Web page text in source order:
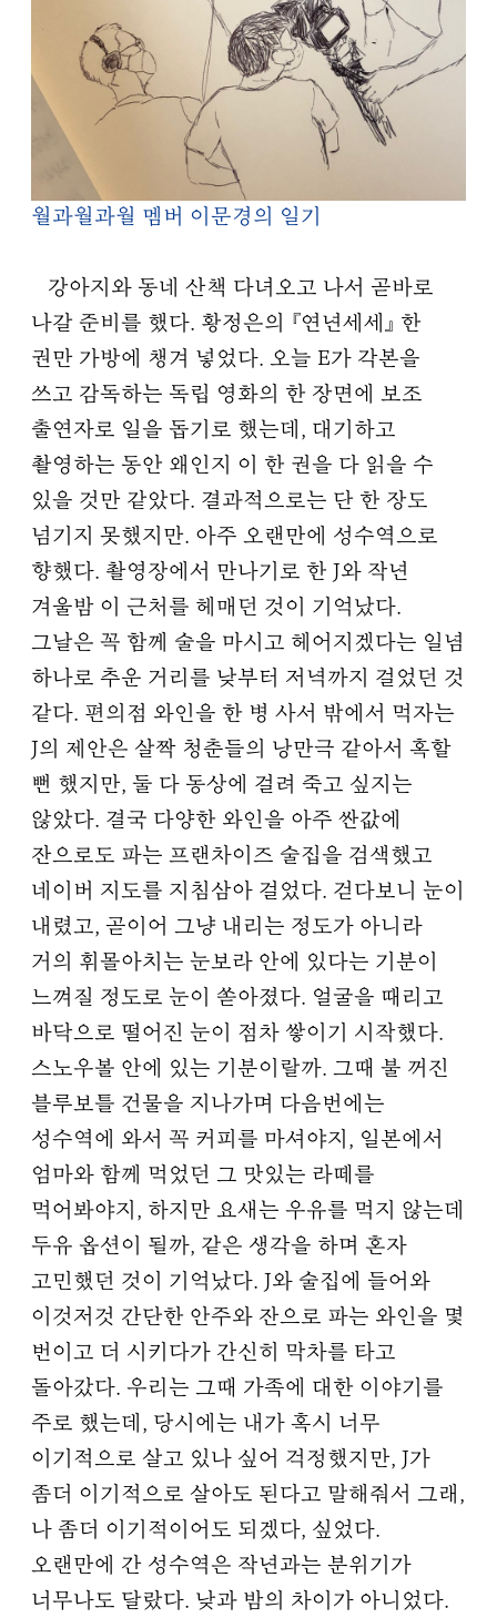
월과월과월 멤버 이문경의 일기
강아지와 동네 산책 다녀오고 나서 곧바로
나갈 준비를 했다. 황정은의 『연년세세』 한
권만 가방에 챙겨 넣었다. 오늘 E가 각본을
쓰고 감독하는 독립 영화의 한 장면에 보조
출연자로 일을 돕기로 했는데, 대기하고
촬영하는 동안 왜인지 이 한 권을 다 읽을 수
있을 것만 같았다. 결과적으로는 단 한 장도
넘기지 못했지만. 아주 오랜만에 성수역으로
향했다. 촬영장에서 만나기로 한 J와 작년
겨울밤 이 근처를 헤매던 것이 기억났다.
그날은 꼭 함께 술을 마시고 헤어지겠다는 일념
하나로 추운 거리를 낮부터 저녁까지 걸었던 것
같다. 편의점 와인을 한 병 사서 밖에서 먹자는
J의 제안은 살짝 청춘들의 낭만극 같아서 혹할
뻔 했지만, 둘 다 동상에 걸려 죽고 싶지는
않았다. 결국 다양한 와인을 아주 싼값에
잔으로도 파는 프랜차이즈 술집을 검색했고
네이버 지도를 지침삼아 걸었다. 걷다보니 눈이
내렸고, 곧이어 그냥 내리는 정도가 아니라
거의 휘몰아치는 눈보라 안에 있다는 기분이
느껴질 정도로 눈이 쏟아졌다. 얼굴을 때리고
바닥으로 떨어진 눈이 점차 쌓이기 시작했다.
스노우볼 안에 있는 기분이랄까. 그때 불 꺼진
블루보틀 건물을 지나가며 다음번에는
성수역에 와서 꼭 커피를 마셔야지, 일본에서
엄마와 함께 먹었던 그 맛있는 라떼를
먹어봐야지, 하지만 요새는 우유를 먹지 않는데
두유 옵션이 될까, 같은 생각을 하며 혼자
고민했던 것이 기억났다. J와 술집에 들어와
이것저것 간단한 안주와 잔으로 파는 와인을 몇
번이고 더 시키다가 간신히 막차를 타고
돌아갔다. 우리는 그때 가족에 대한 이야기를
주로 했는데, 당시에는 내가 혹시 너무
이기적으로 살고 있나 싶어 걱정했지만, J가
좀더 이기적으로 살아도 된다고 말해줘서 그래,
나 좀더 이기적이어도 되겠다, 싶었다.
오랜만에 간 성수역은 작년과는 분위기가
너무나도 달랐다. 낮과 밤의 차이가 아니었다.